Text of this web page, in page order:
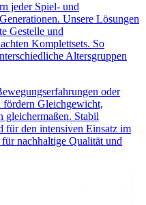
jeder Spiel- und
Unsere Lösungen
Gestelle und
Komplettsets. So
Altersgruppen
oder
fördern Gleichgewicht,
gleichermaßen. Stabil
für den intensiven Einsatz im
nachhaltige Qualität und